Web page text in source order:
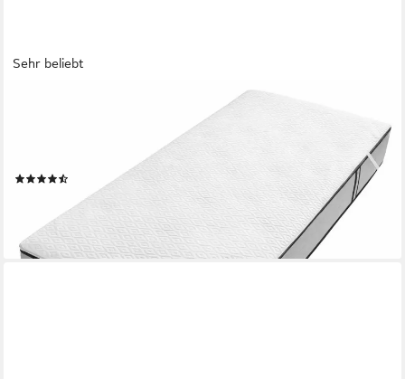
Sehr beliebt
Matratzenauflage Rhomber, Auflage 90x200 cm, 140x200 cm
und weiteren Größen,wasserdicht (Inkontinenz), Allergiker
geeignet (Hausstauballergiker), atmungsaktiv
UVP
lieferbar - in 1-2 Werktagen bei dir